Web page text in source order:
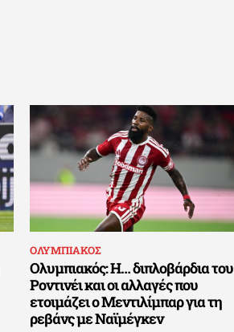
ΟΛΥΜΠΙΑΚΟΣ
Ολυμπιακός: Η… διπλοβάρδια του
Ροντινέι και οι αλλαγές που
ετοιμάζει ο Μεντιλίμπαρ για τη
ρεβάνς με Ναϊμέγκεν